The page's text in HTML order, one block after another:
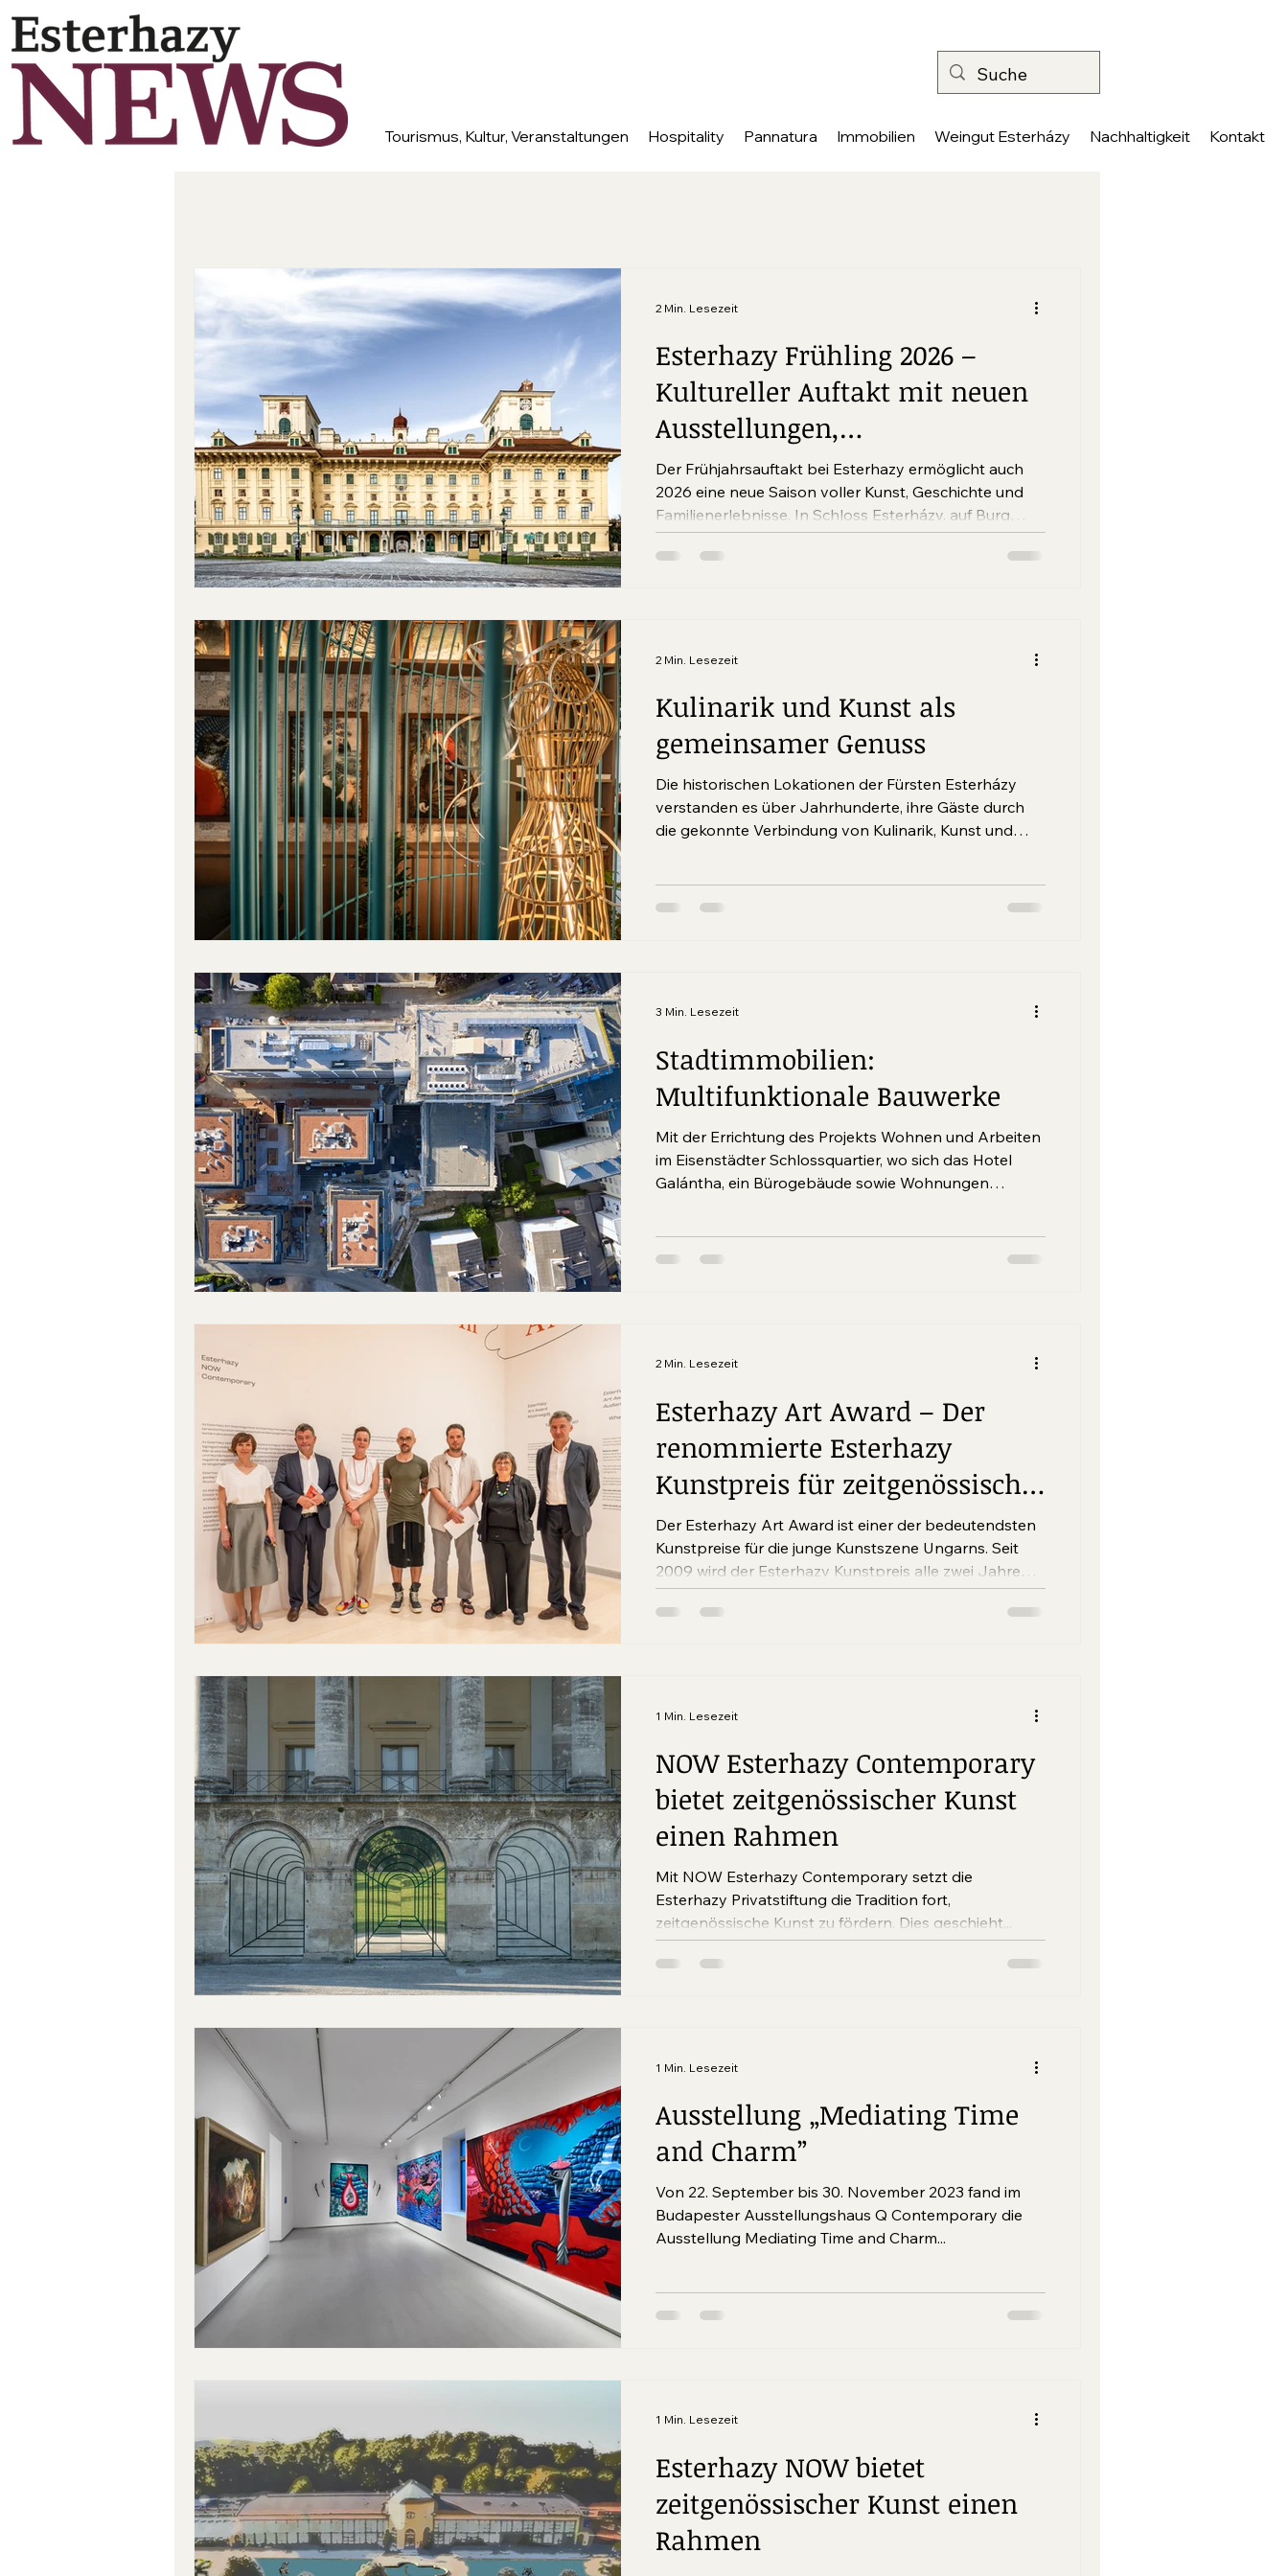
Tourismus, Kultur, Veranstaltungen Hospitality Pannatura Immobilien Weingut Esterházy Nachhaltigkeit Kontakt
Esterhazy Frühling 2026 –
Kultureller Auftakt mit neuen
Ausstellungen,
Osterprogramm & besonderen
Führungen
Der Frühjahrsauftakt bei Esterhazy ermöglicht auch
2026 eine neue Saison voller Kunst, Geschichte und
Familienerlebnisse. In Schloss Esterházy, auf Burg
Forchtenstein und in Schloss Lackenbach wird ein
vielseitiges Programm präsentiert: neue
2 Min. Lesezeit
Kulinarik und Kunst als
gemeinsamer Genuss
Die historischen Lokationen der Fürsten Esterházy
verstanden es über Jahrhunderte, ihre Gäste durch
die gekonnte Verbindung von Kulinarik, Kunst und
Vergabe von Auftragswerken die Auseinandersetzung
2 Min. Lesezeit
Stadtimmobilien:
Multifunktionale Bauwerke
Mit der Errichtung des Projekts Wohnen und Arbeiten
im Eisenstädter Schlossquartier, wo sich das Hotel
Galántha, ein Bürogebäude sowie Wohnungen
modernste Bauund Energiestandards erfüllt. Darüber
3 Min. Lesezeit
Esterhazy Art Award – Der
renommierte Esterhazy
Kunstpreis für zeitgenössische
Kunst in Ungarn
Der Esterhazy Art Award ist einer der bedeutendsten
Kunstpreise für die junge Kunstszene Ungarns. Seit
2009 wird der Esterhazy Kunstpreis alle zwei Jahre
vergeben und fördert herausragende Positionen der
zeitgenössischen Kunst. Ziel des Preises ist die
2 Min. Lesezeit
NOW Esterhazy Contemporary
bietet zeitgenössischer Kunst
einen Rahmen
Mit NOW Esterhazy Contemporary setzt die
Esterhazy Privatstiftung die Tradition fort,
zeitgenössische Kunst zu fördern. Dies geschieht...
1 Min. Lesezeit
Ausstellung „Mediating Time
and Charm”
Von 22. September bis 30. November 2023 fand im
Budapester Ausstellungshaus Q Contemporary die
Ausstellung Mediating Time and Charm...
1 Min. Lesezeit
Esterhazy NOW bietet
zeitgenössischer Kunst einen
Rahmen
1 Min. Lesezeit